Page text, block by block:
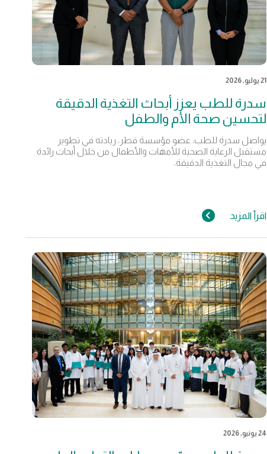
21 يوليو, 2026
سدرة للطب يعزز أبحاث التغذية الدقيقة
لتحسين صحة الأم والطفل
يواصل سدرة للطب، عضو مؤسسة قطر، ريادته في تطوير
مستقبل الرعاية الصحية للأمهات والأطفال من خلال أبحاث رائدة
في مجال التغذية الدقيقة،
اقرأ المزيد
24 يونيو, 2026